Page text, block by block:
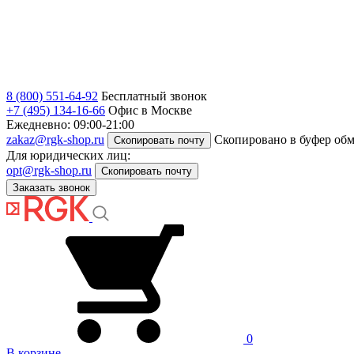
8 (800) 551-64-92 Бесплатный звонок
+7 (495) 134-16-66 Офис в Москве
Ежедневно: 09:00-21:00
zakaz@rgk-shop.ru
Скопировать почту
Скопировано в буфер
Для юридических лиц:
opt@rgk-shop.ru
Скопировать почту
Заказать звонок
0